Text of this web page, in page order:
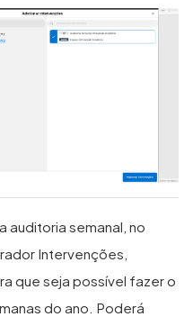
auditoria semanal, no
Intervenções,
que seja possível fazer o
do ano. Poderá